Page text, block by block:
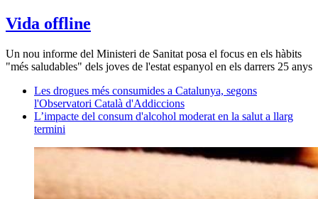
Vida offline
Un nou informe del Ministeri de Sanitat posa el focus en els hàbits
"més saludables" dels joves de l'estat espanyol en els darrers 25 anys
Les drogues més consumides a Catalunya, segons
l'Observatori Català d'Addiccions
L’impacte del consum d'alcohol moderat en la salut a llarg
termini